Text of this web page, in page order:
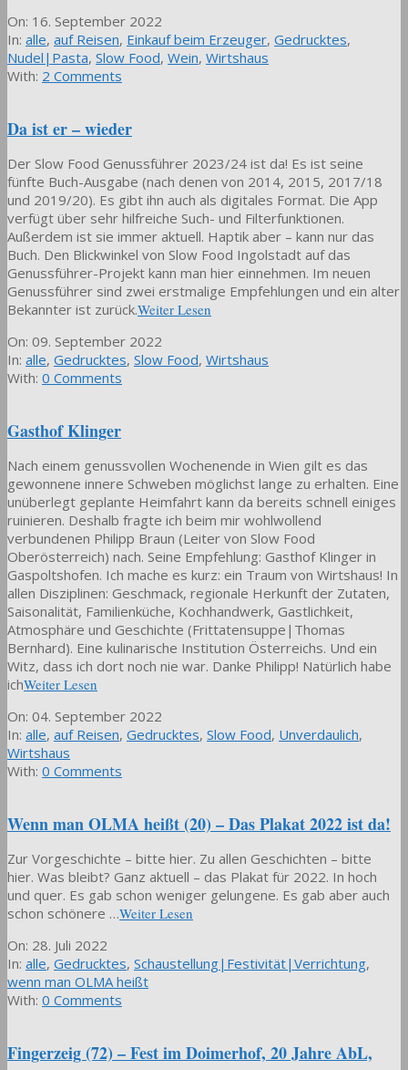
2022-
09-
16
On: 16. September 2022
In: alle, auf Reisen, Einkauf beim Erzeuger, Gedrucktes,
Nudel|Pasta, Slow Food, Wein, Wirtshaus
With: 2 Comments
Da ist er – wieder
Der Slow Food Genussführer 2023/24 ist da! Es ist seine
fünfte Buch-Ausgabe (nach denen von 2014, 2015, 2017/18
und 2019/20). Es gibt ihn auch als digitales Format. Die App
verfügt über sehr hilfreiche Such- und Filterfunktionen.
Außerdem ist sie immer aktuell. Haptik aber – kann nur das
Buch. Den Blickwinkel von Slow Food Ingolstadt auf das
Genussführer-Projekt kann man hier einnehmen. Im neuen
Genussführer sind zwei erstmalige Empfehlungen und ein alter
Bekannter ist zurück.Weiter Lesen
2022-
09-
09
On: 09. September 2022
In: alle, Gedrucktes, Slow Food, Wirtshaus
With: 0 Comments
Gasthof Klinger
Nach einem genussvollen Wochenende in Wien gilt es das
gewonnene innere Schweben möglichst lange zu erhalten. Eine
unüberlegt geplante Heimfahrt kann da bereits schnell einiges
ruinieren. Deshalb fragte ich beim mir wohlwollend
verbundenen Philipp Braun (Leiter von Slow Food
Oberösterreich) nach. Seine Empfehlung: Gasthof Klinger in
Gaspoltshofen. Ich mache es kurz: ein Traum von Wirtshaus! In
allen Disziplinen: Geschmack, regionale Herkunft der Zutaten,
Saisonalität, Familienküche, Kochhandwerk, Gastlichkeit,
Atmosphäre und Geschichte (Frittatensuppe|Thomas
Bernhard). Eine kulinarische Institution Österreichs. Und ein
Witz, dass ich dort noch nie war. Danke Philipp! Natürlich habe
ichWeiter Lesen
2022-
09-
04
On: 04. September 2022
In: alle, auf Reisen, Gedrucktes, Slow Food, Unverdaulich,
Wirtshaus
With: 0 Comments
Wenn man OLMA heißt (20) – Das Plakat 2022 ist da!
Zur Vorgeschichte – bitte hier. Zu allen Geschichten – bitte
hier. Was bleibt? Ganz aktuell – das Plakat für 2022. In hoch
und quer. Es gab schon weniger gelungene. Es gab aber auch
schon schönere …Weiter Lesen
2022-
07-
28
On: 28. Juli 2022
In: alle, Gedrucktes, Schaustellung|Festivität|Verrichtung,
wenn man OLMA heißt
With: 0 Comments
Fingerzeig (72) – Fest im Doimerhof, 20 Jahre AbL,